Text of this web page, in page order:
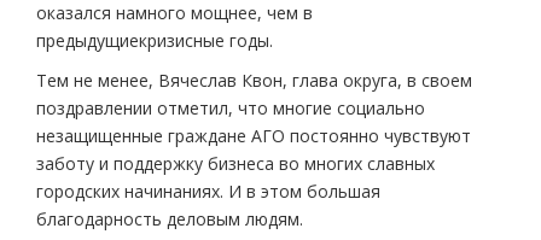
оказался намного мощнее, чем в
предыдущиекризисные годы.
Тем не менее, Вячеслав Квон, глава округа, в своем
поздравлении отметил, что многие социально
незащищенные граждане АГО постоянно чувствуют
заботу и поддержку бизнеса во многих славных
городских начинаниях. И в этом большая
благодарность деловым людям.